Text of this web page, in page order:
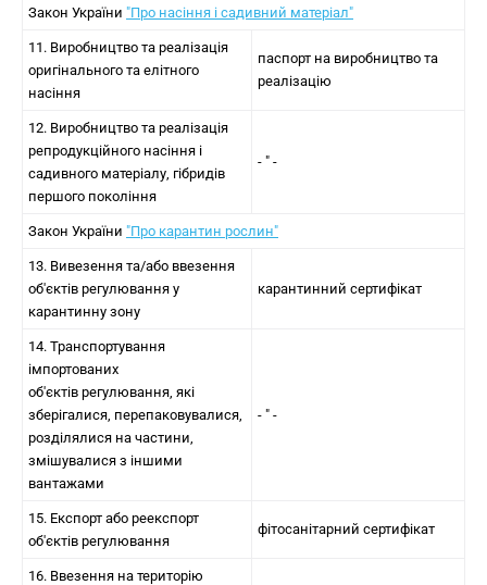
Закон України "Про насіння і садивний матеріал"
11. Виробництво та реалізація
оригінального та елітного
насіння
паспорт на виробництво та
реалізацію
12. Виробництво та реалізація
репродукційного насіння і
садивного матеріалу, гібридів
першого покоління
- " -
Закон України "Про карантин рослин"
13. Вивезення та/або ввезення
об'єктів регулювання у
карантинну зону
карантинний сертифікат
14. Транспортування
імпортованих
об'єктів регулювання, які
зберігалися, перепаковувалися,
розділялися на частини,
змішувалися з іншими
вантажами
- " -
15. Експорт або реекспорт
об'єктів регулювання
фітосанітарний сертифікат
16. Ввезення на територію